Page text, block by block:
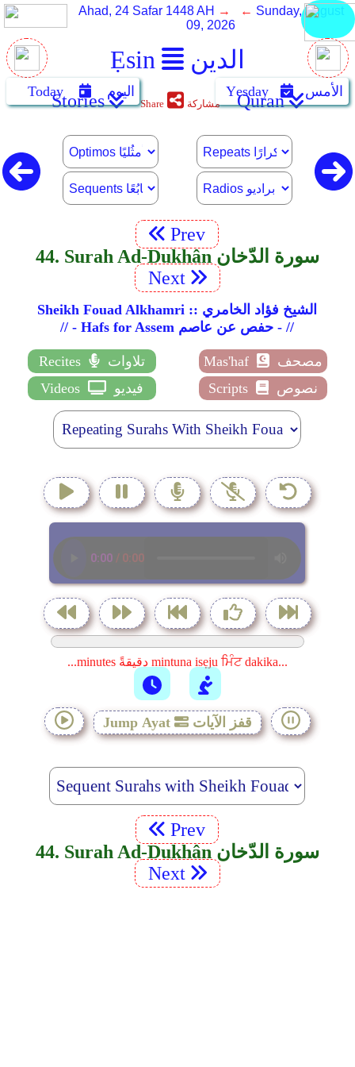
Ẹsin الدين
Ahad, 24 Safar 1448 AH → ← Sunday, August
09, 2026
Today اليوم Yẹsday الأمس Stories Share مشاركة Quran
Prev
44. Surah Ad-Dukhân سورة الدّخان
Next
Sheikh Fouad Alkhamri :: الشيخ فؤاد الخامري
// - Hafs for Assem حفص عن عاصم - //
Recites تلاوات Mas'haf
مصحف
Videos
فيديو Scripts نصوص
...minutes دقيقةً mintuna isẹju ਮਿੰਟ dakika...
Jump Ayat قفز الآيات
Prev
44. Surah Ad-Dukhân سورة الدّخان
Next